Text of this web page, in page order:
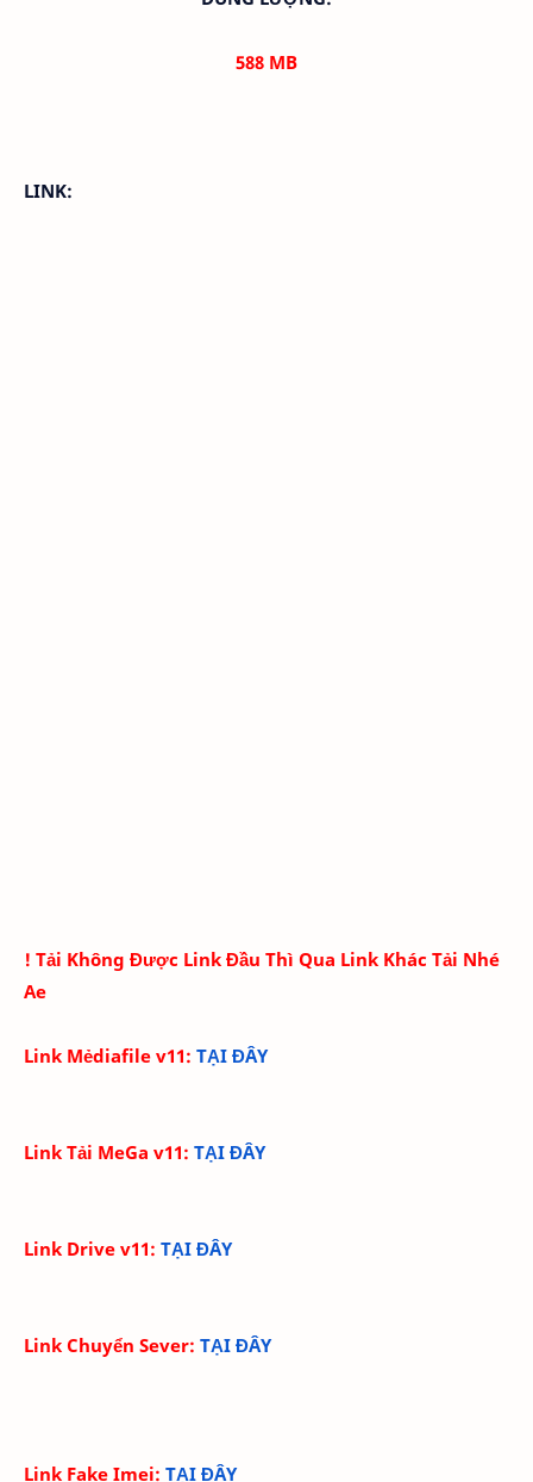
588 MB
LINK:
! Tải Không Được Link Đầu Thì Qua Link Khác Tải Nhé
Ae
Link Mẻdiafile v11: TẠI ĐÂY
Link Tải MeGa v11: TẠI ĐÂY
Link Drive v11: TẠI ĐÂY
Link Chuyển Sever: TẠI ĐÂY
Link Fake Imei: TẠI ĐÂY